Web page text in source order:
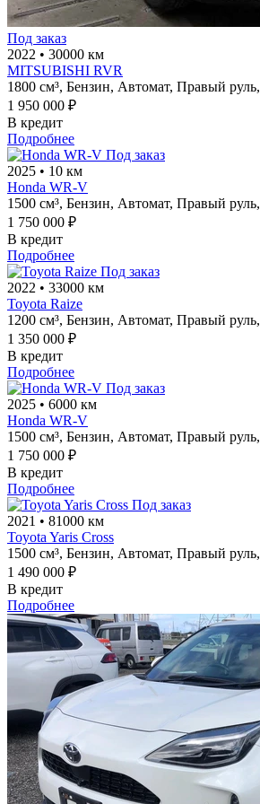
Под заказ
2022 • 30000 км
MITSUBISHI RVR
1800 см³, Бензин, Автомат, Правый руль,
1 950 000 ₽
В кредит
Подробнее
Под заказ
2025 • 10 км
Honda WR-V
1500 см³, Бензин, Автомат, Правый руль,
1 750 000 ₽
В кредит
Подробнее
Под заказ
2022 • 33000 км
Toyota Raize
1200 см³, Бензин, Автомат, Правый руль,
1 350 000 ₽
В кредит
Подробнее
Под заказ
2025 • 6000 км
Honda WR-V
1500 см³, Бензин, Автомат, Правый руль,
1 750 000 ₽
В кредит
Подробнее
Под заказ
2021 • 81000 км
Toyota Yaris Cross
1500 см³, Бензин, Автомат, Правый руль,
1 490 000 ₽
В кредит
Подробнее